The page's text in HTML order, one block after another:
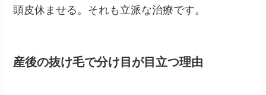
頭皮休ませる。それも立派な治療です。
産後の抜け毛で分け目が目立つ理由